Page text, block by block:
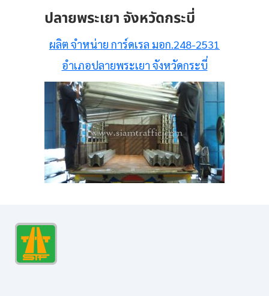
ปลายพระเยา จังหวัดกระบี่
ผลิต จำหน่าย การ์ดเรล มอก.248-2531
อำเภอปลายพระเยา จังหวัดกระบี่